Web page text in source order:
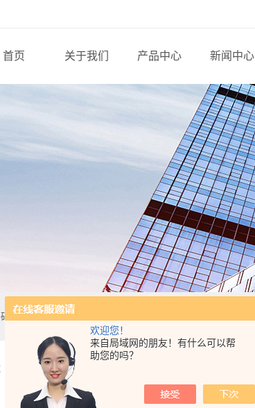
欢迎您！
来自局域网的朋友！有什么可以帮
助您的吗？
首页 关于我们 产品中心 新闻中心
机,数显恒温油浴